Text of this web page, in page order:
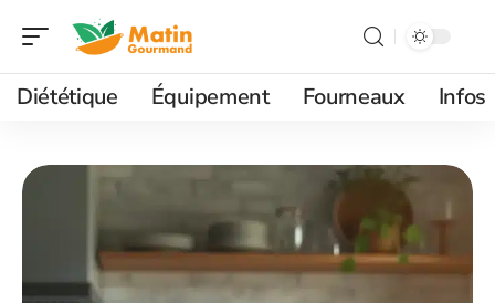
Diététique Équipement Fourneaux Infos